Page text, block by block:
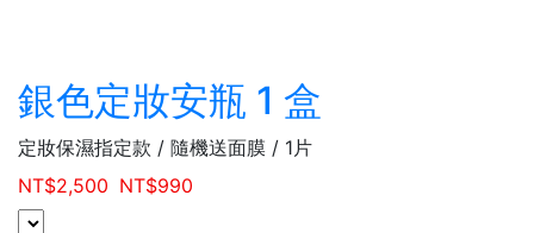
銀色定妝安瓶 1 盒
定妝保濕指定款 / 隨機送面膜 / 1片
NT$2,500 NT$990